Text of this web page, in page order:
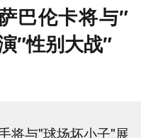
巴伦卡将与″
″性别大战″
将与"球场坏小子"展